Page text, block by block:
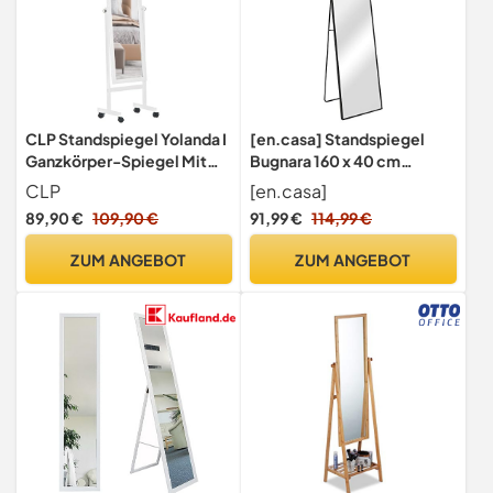
CLP Standspiegel Yolanda I
Ganzkörper-Spiegel Mit
Holz-Rahmen I Mit Lauf-
Rollen, Farbe:weiß
CLP
89,90 € 109,90 €
ZUM ANGEBOT
[en.casa] Standspiegel
Bugnara 160 x 40 cm
Ganzkörperspiegel
Ankleidespiegel neigbar
Spiegel Aluminiumrahmen
[en.casa]
91,99 € 114,99 €
ZUM ANGEBOT